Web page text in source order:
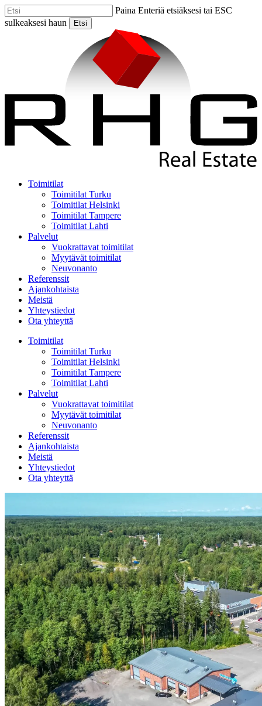
Skip
to
Paina Enteriä etsiäksesi tai ESC
sulkeaksesi haun
Etsi
Menu
Toimitilat
Toimitilat Turku
Toimitilat Helsinki
Toimitilat Tampere
Toimitilat Lahti
Palvelut
Vuokrattavat toimitilat
Myytävät toimitilat
Neuvonanto
Referenssit
Ajankohtaista
Meistä
Yhteystiedot
Ota yhteyttä
Toimitilat
Toimitilat Turku
Toimitilat Helsinki
Toimitilat Tampere
Toimitilat Lahti
Palvelut
Vuokrattavat toimitilat
Myytävät toimitilat
Neuvonanto
Referenssit
Ajankohtaista
Meistä
Yhteystiedot
Ota yhteyttä